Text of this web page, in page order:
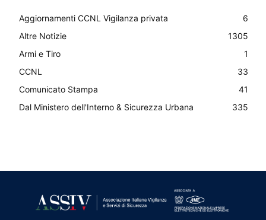
Aggiornamenti CCNL Vigilanza privata
6
Altre Notizie
1305
Armi e Tiro
1
CCNL
33
Comunicato Stampa
41
Dal Ministero dell'Interno & Sicurezza Urbana
335